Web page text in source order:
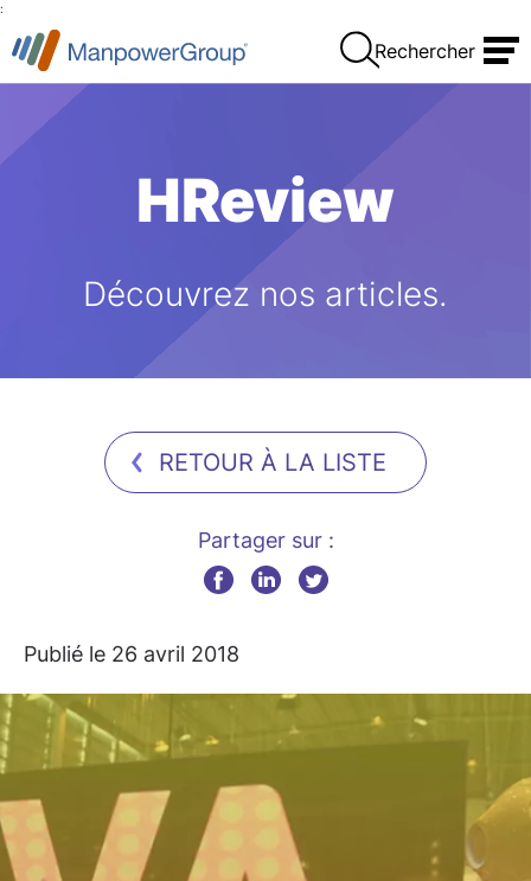
:
Rechercher
HReview
Découvrez nos articles.
RETOUR À LA LISTE
Partager sur :
Publié le 26 avril 2018